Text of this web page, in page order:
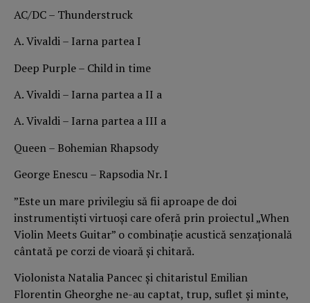
AC/DC – Thunderstruck
A. Vivaldi – Iarna partea I
Deep Purple – Child in time
A. Vivaldi – Iarna partea a II a
A. Vivaldi – Iarna partea a III a
Queen – Bohemian Rhapsody
George Enescu – Rapsodia Nr. I
”Este un mare privilegiu să fii aproape de doi
instrumentiști virtuoși care oferă prin proiectul „When
Violin Meets Guitar” o combinație acustică senzațională
cântată pe corzi de vioară și chitară.
Violonista Natalia Pancec și chitaristul Emilian
Florentin Gheorghe ne-au captat, trup, suflet și minte,